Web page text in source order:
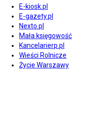
E-kiosk.pl
E-gazety.pl
Nexto.pl
Mała księgowość
Kancelarierp.pl
Wieści Rolnicze
Życie Warszawy